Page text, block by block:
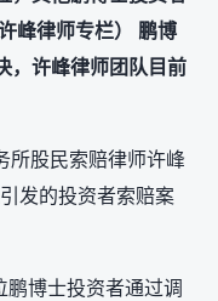
峰律师专栏） 鹏博
，许峰律师团队目前
所股民索赔律师许峰
发的投资者索赔案
博士投资者通过调